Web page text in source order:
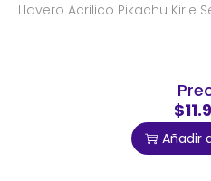
Llavero Acrilico Pikachu Kirie
Añadir